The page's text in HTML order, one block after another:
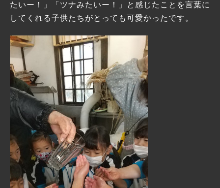
たいー！」「ツナみたいー！」と感じたことを言葉に
してくれる子供たちがとっても可愛かったです。